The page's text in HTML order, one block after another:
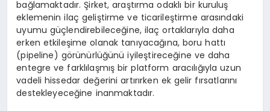
bağlamaktadır. Şirket, araştırma odaklı bir kuruluş
eklemenin ilaç geliştirme ve ticarileştirme arasındaki
uyumu güçlendirebileceğine, ilaç ortaklarıyla daha
erken etkileşime olanak tanıyacağına, boru hattı
(pipeline) görünürlüğünü iyileştireceğine ve daha
entegre ve farklılaşmış bir platform aracılığıyla uzun
vadeli hissedar değerini artırırken ek gelir fırsatlarını
destekleyeceğine inanmaktadır.